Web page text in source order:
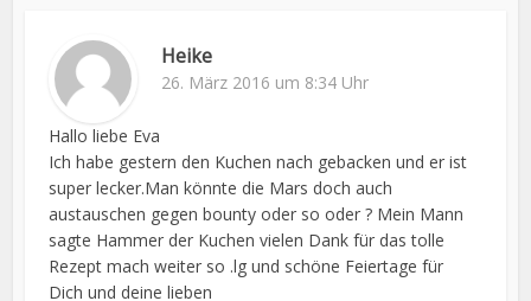
Heike
26. März 2016 um 8:34 Uhr
Hallo liebe Eva
Ich habe gestern den Kuchen nach gebacken und er ist
super lecker.Man könnte die Mars doch auch
austauschen gegen bounty oder so oder ? Mein Mann
sagte Hammer der Kuchen vielen Dank für das tolle
Rezept mach weiter so .lg und schöne Feiertage für
Dich und deine lieben